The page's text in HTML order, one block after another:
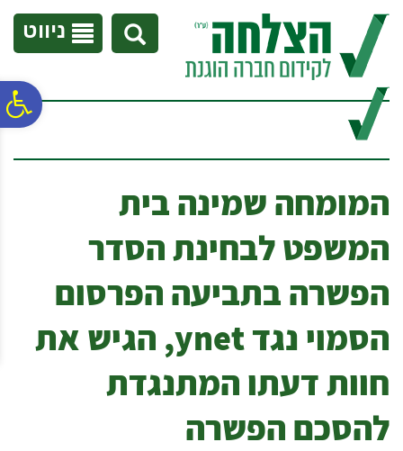
נגישות
אתר
המרכזי
ניווט
המומחה שמינה בית
המשפט לבחינת הסדר
הפשרה בתביעה הפרסום
הסמוי נגד ynet, הגיש את
חוות דעתו המתנגדת
להסכם הפשרה